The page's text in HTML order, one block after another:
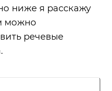
ниже я расскажу
можно
речевые